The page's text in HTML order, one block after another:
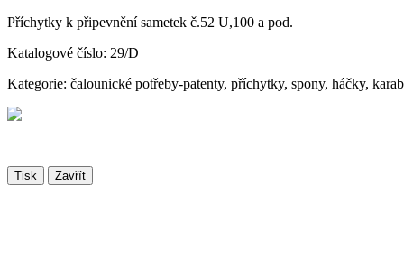
Příchytky k připevnění sametek č.52 U,100 a pod.
Katalogové číslo: 29/D
Kategorie: čalounické potřeby-patenty, příchytky, spony, háčky,